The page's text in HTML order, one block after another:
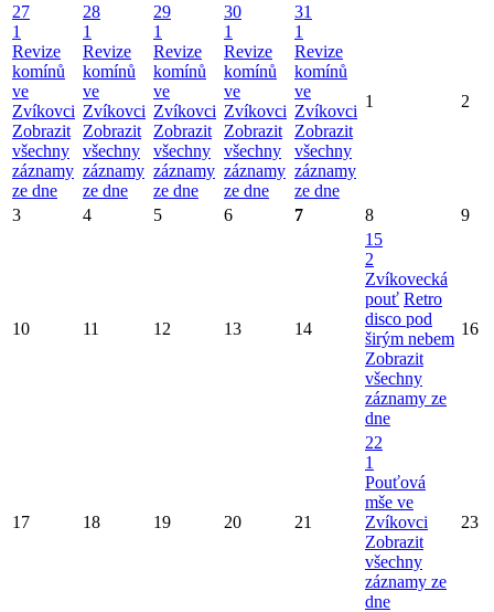
27
1
Revize
komínů
ve
Zvíkovci
Zobrazit
všechny
záznamy
ze dne
28
1
Revize
komínů
ve
Zvíkovci
Zobrazit
všechny
záznamy
ze dne
29
1
Revize
komínů
ve
Zvíkovci
Zobrazit
všechny
záznamy
ze dne
30
1
Revize
komínů
ve
Zvíkovci
Zobrazit
všechny
záznamy
ze dne
31
1
Revize
komínů
ve
Zvíkovci
Zobrazit
všechny
záznamy
ze dne
1 2
3 4 5 6 7 8 9
10 11 12 13 14
15
2
Zvíkovecká
pouť Retro
disco pod
širým nebem
Zobrazit
všechny
záznamy ze
dne
16
17 18 19 20 21
22
1
Pouťová
mše ve
Zvíkovci
Zobrazit
všechny
záznamy ze
dne
23